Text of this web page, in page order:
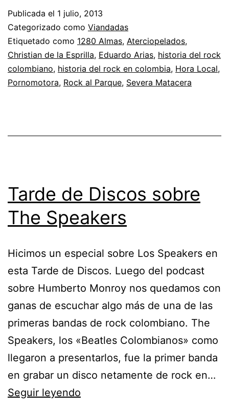
Severa
Matacera
hablando
Publicada el 1 julio, 2013
Categorizado como Viandadas
Etiquetado como 1280 Almas, Aterciopelados,
Christian de la Esprilla, Eduardo Arias, historia del rock
colombiano, historia del rock en colombia, Hora Local,
Pornomotora, Rock al Parque, Severa Matacera
Tarde de Discos sobre
The Speakers
Hicimos un especial sobre Los Speakers en
esta Tarde de Discos. Luego del podcast
sobre Humberto Monroy nos quedamos con
ganas de escuchar algo más de una de las
primeras bandas de rock colombiano. The
Speakers, los «Beatles Colombianos» como
llegaron a presentarlos, fue la primer banda
en grabar un disco netamente de rock en…
Seguir leyendo